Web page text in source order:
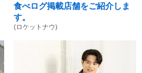
食べログ掲載店舗をご紹介しま
す。
(ロケットナウ)